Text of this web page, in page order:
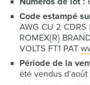
Code estampé
AWG CU 2 CDRS
ROMEX{R}
VOLTS FT1 PAT
Période de la
été vendus